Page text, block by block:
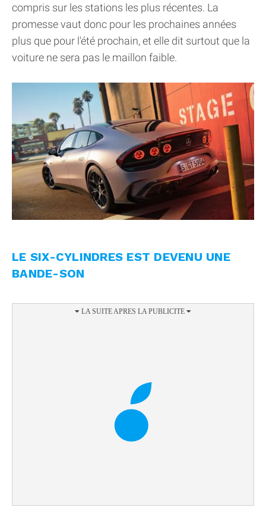
compris sur les stations les plus récentes. La
promesse vaut donc pour les prochaines années
plus que pour l'été prochain, et elle dit surtout que la
voiture ne sera pas le maillon faible.
LE SIX-CYLINDRES EST DEVENU UNE
BANDE-SON